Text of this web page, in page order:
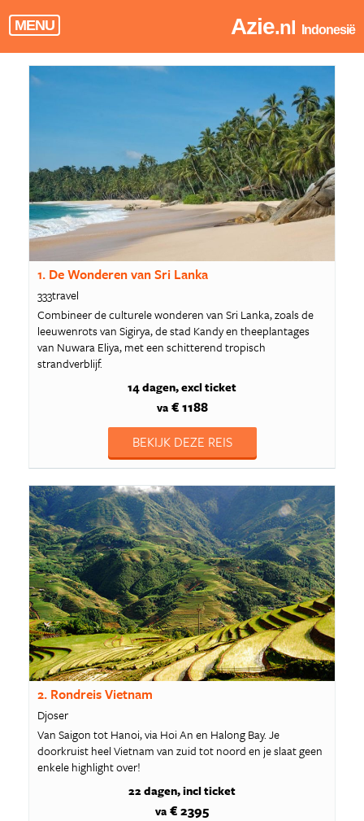
MENU Azie.nl Indonesië
1. De Wonderen van Sri Lanka
333travel
Combineer de culturele wonderen van Sri Lanka, zoals de
leeuwenrots van Sigirya, de stad Kandy en theeplantages
van Nuwara Eliya, met een schitterend tropisch
strandverblijf.
14 dagen excl ticket
va€ 1188
BEKIJK DEZE REIS
2. Rondreis Vietnam
Djoser
Van Saigon tot Hanoi, via Hoi An en Halong Bay. Je
doorkruist heel Vietnam van zuid tot noord en je slaat geen
enkele highlight over!
22 dagen incl ticket
va € 2395